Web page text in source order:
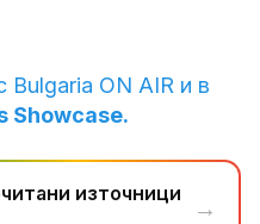
Bulgaria ON AIR и в
Showcase.
източници
→